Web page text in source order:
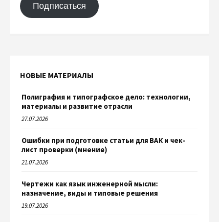
Подписаться
НОВЫЕ МАТЕРИАЛЫ
Полиграфия и типографское дело: технологии,
материалы и развитие отрасли
27.07.2026
Ошибки при подготовке статьи для ВАК и чек-
лист проверки (мнение)
21.07.2026
Чертежи как язык инженерной мысли:
назначение, виды и типовые решения
19.07.2026